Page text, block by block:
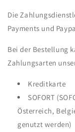
Die
Payments und
Bei der Bestellung
Zahlungsarten
Kreditkarte
SOFORT
Österreich,
genutzt werden)